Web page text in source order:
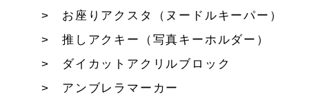
お座りアクスタ（ヌードルキーパー）
推しアクキー（写真キーホルダー）
ダイカットアクリルブロック
アンブレラマーカー